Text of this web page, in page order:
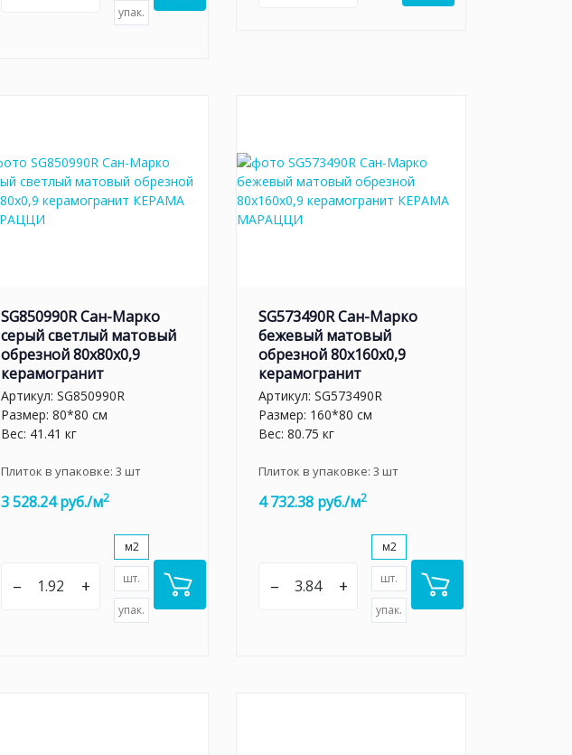
упак.
SG850990R Сан-Марко
серый светлый матовый
обрезной 80x80x0,9
керамогранит
Артикул: SG850990R
Размер: 80*80 см
Вес: 41.41 кг
Плиток в упаковке: 3 шт
3 528.24 руб./м2
– +
м2
шт.
упак.
SG573490R Сан-Марко
бежевый матовый
обрезной 80x160x0,9
керамогранит
Артикул: SG573490R
Размер: 160*80 см
Вес: 80.75 кг
Плиток в упаковке: 3 шт
4 732.38 руб./м2
– +
м2
шт.
упак.